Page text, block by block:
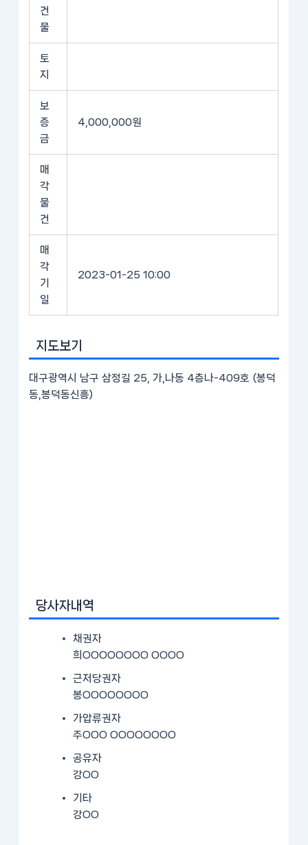
건
물
토
지
보
증
금
4,000,000원
매
각
물
건
매
각
기
일
2023-01-25 10:00
지도보기
대구광역시 남구 삼정길 25, 가,나동 4층나-409호 (봉덕
동,봉덕동신흥)
당사자내역
채권자
희OOOOOOOO OOOO
근저당권자
봉OOOOOOOO
가압류권자
주OOO OOOOOOOO
공유자
강OO
기타
강OO